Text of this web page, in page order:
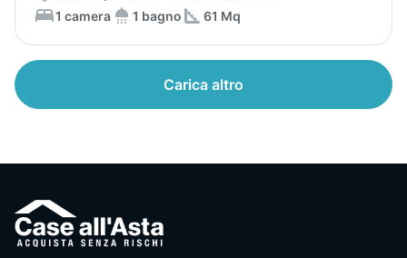
1 camera
1 bagno 61 Mq
Carica altro